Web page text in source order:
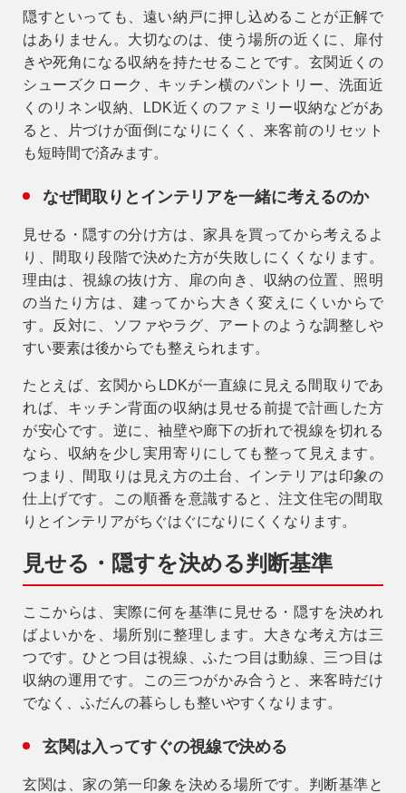
隠すといっても、遠い納戸に押し込めることが正解で
はありません。大切なのは、 使う場所の近くに、扉付
きや死角になる収納を持たせること です。玄関近くの
シューズクローク、キッチン横のパントリー、洗面近
くのリネン収納、LDK近くのファミリー収納などがあ
ると、片づけが面倒になりにくく、来客前のリセット
も短時間で済みます。
なぜ間取りとインテリアを一緒に考えるのか
見せる・隠すの分け方は、家具を買ってから考えるよ
り、間取り段階で決めた方が失敗しにくくなります。
理由は、視線の抜け方、扉の向き、収納の位置、照明
の当たり方は、建ってから大きく変えにくいからで
す。反対に、ソファやラグ、アートのような調整しや
すい要素は後からでも整えられます。
たとえば、玄関からLDKが一直線に見える間取りであ
れば、キッチン背面の収納は見せる前提で計画した方
が安心です。逆に、袖壁や廊下の折れで視線を切れる
なら、収納を少し実用寄りにしても整って見えます。
つまり、 間取りは見え方の土台、インテリアは印象の
仕上げです。この順番を意識すると、注文住宅の間取
りとインテリアがちぐはぐになりにくくなります。
見せる・隠すを決める判断基準
ここからは、実際に何を基準に見せる・隠すを決めれ
ばよいかを、場所別に整理します。大きな考え方は三
つです。ひとつ目は視線、ふたつ目は動線、三つ目は
収納の運用です。この三つがかみ合うと、来客時だけ
でなく、ふだんの暮らしも整いやすくなります。
玄関は入ってすぐの視線で決める
玄関は、家の第一印象を決める場所です。判断基準と